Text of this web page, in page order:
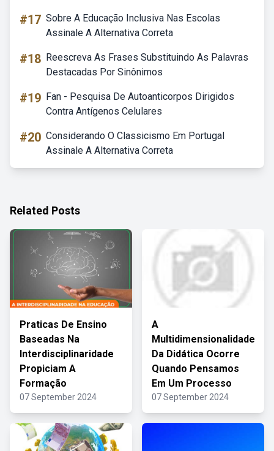
#17 Sobre A Educação Inclusiva Nas Escolas
Assinale A Alternativa Correta
#18 Reescreva As Frases Substituindo As Palavras
Destacadas Por Sinônimos
#19 Fan - Pesquisa De Autoanticorpos Dirigidos
Contra Antígenos Celulares
#20 Considerando O Classicismo Em Portugal
Assinale A Alternativa Correta
Related Posts
Praticas De Ensino
Baseadas Na
Interdisciplinaridade
Propiciam A
Formação
07 September 2024
A
Multidimensionalidade
Da Didática Ocorre
Quando Pensamos
Em Um Processo
07 September 2024